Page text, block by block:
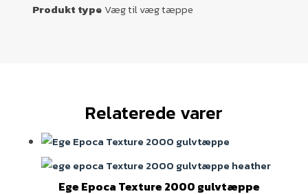
Produkt type Væg til væg tæppe
Relaterede varer
Ege Epoca Texture 2000 gulvtæppe